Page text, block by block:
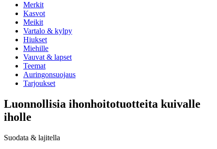
Merkit
Kasvot
Meikit
Vartalo & kylpy
Hiukset
Miehille
Vauvat & lapset
Teemat
Auringonsuojaus
Tarjoukset
Luonnollisia ihonhoitotuotteita kuivalle
iholle
Suodata & lajitella